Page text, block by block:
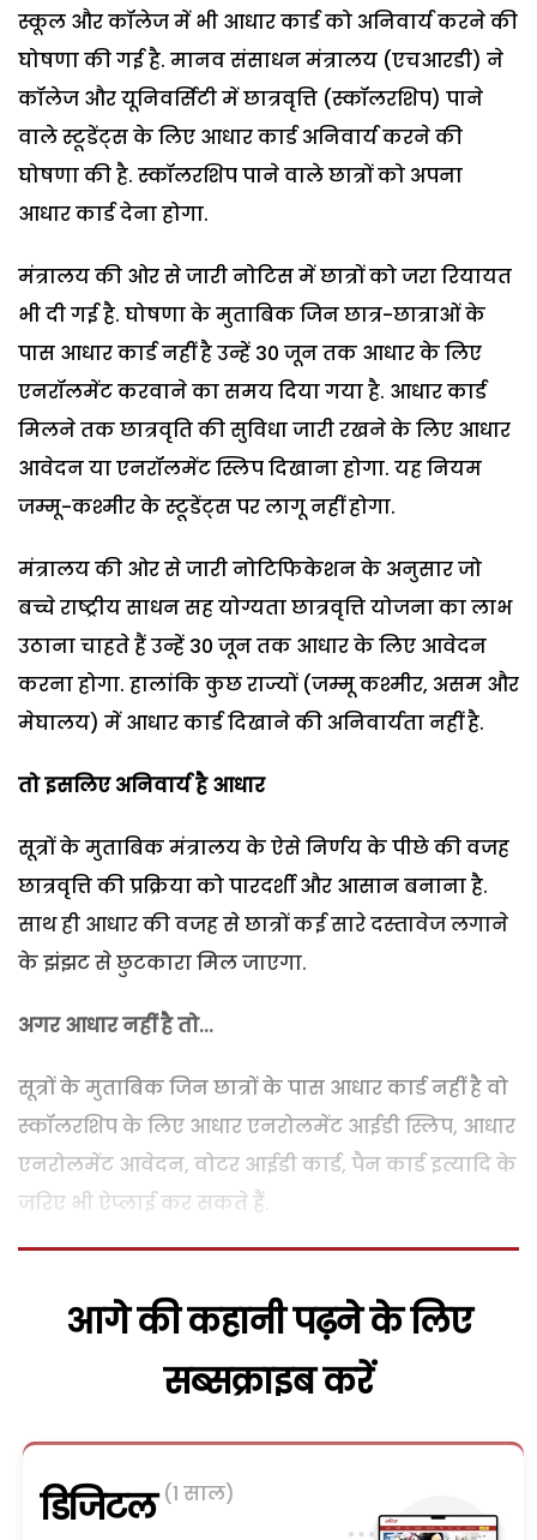
स्कूल और कॉलेज में भी आधार कार्ड को अनिवार्य करने की
घोषणा की गई है. मानव संसाधन मंत्रालय (एचआरडी) ने
कॉलेज और यूनिवर्सिटी में छात्रवृत्ति (स्कॉलरशिप) पाने
वाले स्टूडेंट्स के लिए आधार कार्ड अनिवार्य करने की
घोषणा की है. स्कॉलरशिप पाने वाले छात्रों को अपना
आधार कार्ड देना होगा.
मंत्रालय की ओर से जारी नोटिस में छात्रों को जरा रियायत
भी दी गई है. घोषणा के मुताबिक जिन छात्र-छात्राओं के
पास आधार कार्ड नहीं है उन्हें 30 जून तक आधार के लिए
एनरॉलमेंट करवाने का समय दिया गया है. आधार कार्ड
मिलने तक छात्रवृति की सुविधा जारी रखने के लिए आधार
आवेदन या एनरॉलमेंट स्लिप दिखाना होगा. यह नियम
जम्मू-कश्मीर के स्टू़डेंट्स पर लागू नहीं होगा.
मंत्रालय की ओर से जारी नोटिफिकेशन के अनुसार जो
बच्चे राष्ट्रीय साधन सह योग्यता छात्रवृत्ति योजना का लाभ
उठाना चाहते हैं उन्हें 30 जून तक आधार के लिए आवेदन
करना होगा. हालांकि कुछ राज्यों (जम्मू कश्मीर, असम और
मेघालय) में आधार कार्ड दिखाने की अनिवार्यता नहीं है.
तो इसलिए अनिवार्य है आधार
सूत्रों के मुताबिक मंत्रालय के ऐसे निर्णय के पीछे की वजह
छात्रवृत्ति की प्रक्रिया को पारदर्शी और आसान बनाना है.
साथ ही आधार की वजह से छात्रों कई सारे दस्तावेज लगाने
के झंझट से छुटकारा मिल जाएगा.
अगर आधार नहीं है तो...
सूत्रों के मुताबिक जिन छात्रों के पास आधार कार्ड नहीं है वो
स्कॉलरशिप के लिए आधार एनरोलमेंट आईडी स्लिप, आधार
एनरोलमेंट आवेदन, वोटर आईडी कार्ड, पैन कार्ड इत्यादि के
जरिए भी ऐप्लाई कर सकते हैं.
आगे की कहानी पढ़ने के लिए
सब्सक्राइब करें
डिजिटल (1 साल)